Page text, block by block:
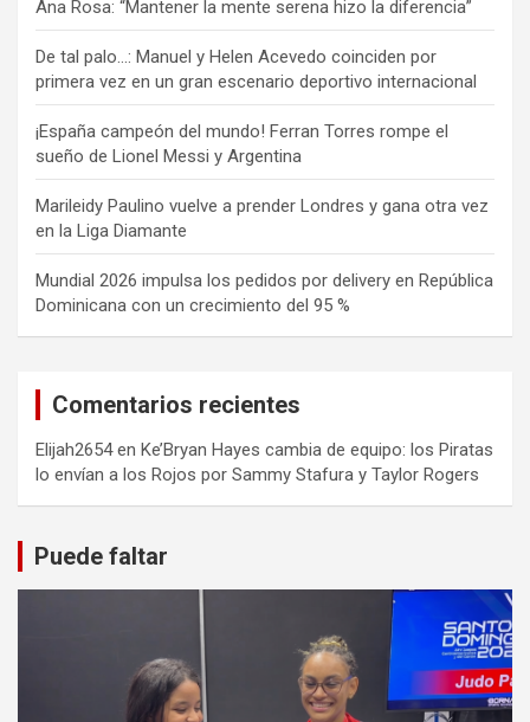
Ana Rosa: “Mantener la mente serena hizo la diferencia”
De tal palo…: Manuel y Helen Acevedo coinciden por
primera vez en un gran escenario deportivo internacional
¡España campeón del mundo! Ferran Torres rompe el
sueño de Lionel Messi y Argentina
Marileidy Paulino vuelve a prender Londres y gana otra vez
en la Liga Diamante
Mundial 2026 impulsa los pedidos por delivery en República
Dominicana con un crecimiento del 95 %
Comentarios recientes
Elijah2654en Ke’Bryan Hayes cambia de equipo: los Piratas
lo envían a los Rojos por Sammy Stafura y Taylor Rogers
Puede faltar